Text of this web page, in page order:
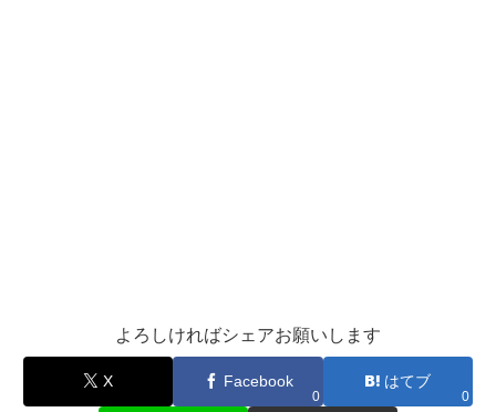
よろしければシェアお願いします
X Facebook
0
はてブ
0